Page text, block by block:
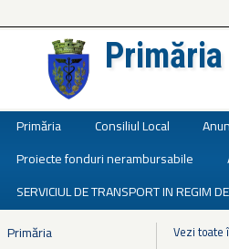
Primăria Consiliul Local
Proiecte fonduri nerambursabile
SERVICIUL DE TRANSPORT IN REGIM
Primăria
Vezi toate